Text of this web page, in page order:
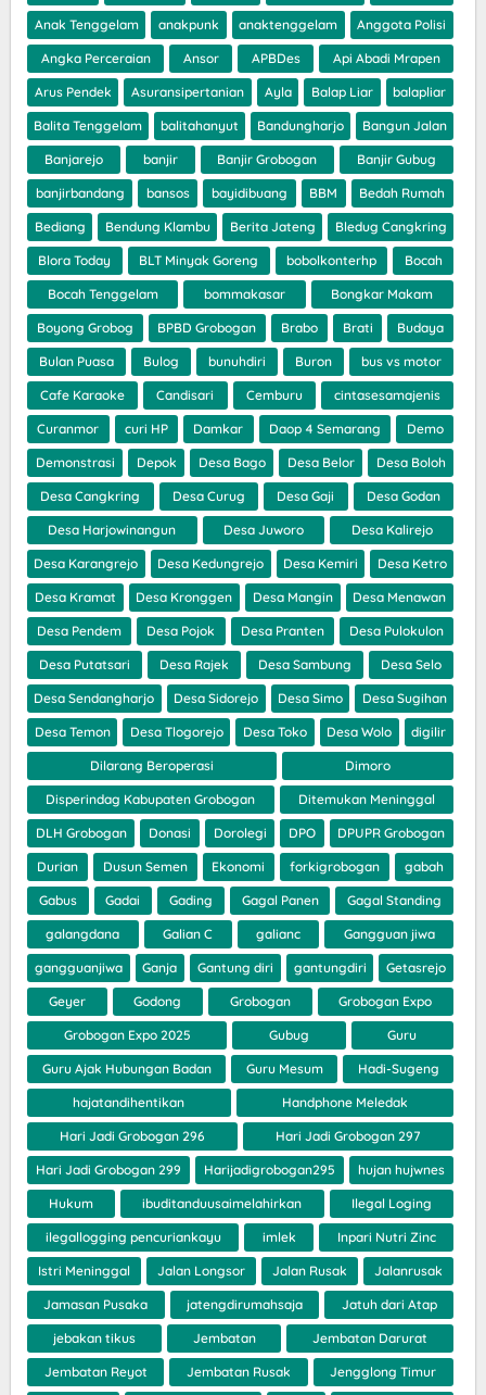
Anak Tenggelam anakpunk anaktenggelam Anggota Polisi
Angka Perceraian Ansor APBDes Api Abadi Mrapen
Arus Pendek Asuransipertanian Ayla Balap Liar balapliar
Balita Tenggelam balitahanyut Bandungharjo Bangun Jalan
Banjarejo banjir Banjir Grobogan Banjir Gubug
banjirbandang bansos bayidibuang BBM Bedah Rumah
Bediang Bendung Klambu Berita Jateng Bledug Cangkring
Blora Today BLT Minyak Goreng bobolkonterhp Bocah
Bocah Tenggelam bommakasar Bongkar Makam
Boyong Grobog BPBD Grobogan Brabo Brati Budaya
Bulan Puasa Bulog bunuhdiri Buron bus vs motor
Cafe Karaoke Candisari Cemburu cintasesamajenis
Curanmor curi HP Damkar Daop 4 Semarang Demo
Demonstrasi Depok Desa Bago Desa Belor Desa Boloh
Desa Cangkring Desa Curug Desa Gaji Desa Godan
Desa Harjowinangun Desa Juworo Desa Kalirejo
Desa Karangrejo Desa Kedungrejo Desa Kemiri Desa Ketro
Desa Kramat Desa Kronggen Desa Mangin Desa Menawan
Desa Pendem Desa Pojok Desa Pranten Desa Pulokulon
Desa Putatsari Desa Rajek Desa Sambung Desa Selo
Desa Sendangharjo Desa Sidorejo Desa Simo Desa Sugihan
Desa Temon Desa Tlogorejo Desa Toko Desa Wolo digilir
Dilarang Beroperasi Dimoro
Disperindag Kabupaten Grobogan Ditemukan Meninggal
DLH Grobogan Donasi Dorolegi DPO DPUPR Grobogan
Durian Dusun Semen Ekonomi forkigrobogan gabah
Gabus Gadai Gading Gagal Panen Gagal Standing
galangdana Galian C galianc Gangguan jiwa
gangguanjiwa Ganja Gantung diri gantungdiri Getasrejo
Geyer Godong Grobogan Grobogan Expo
Grobogan Expo 2025 Gubug Guru
Guru Ajak Hubungan Badan Guru Mesum Hadi-Sugeng
hajatandihentikan Handphone Meledak
Hari Jadi Grobogan 296 Hari Jadi Grobogan 297
Hari Jadi Grobogan 299 Harijadigrobogan295 hujan hujwnes
Hukum ibuditanduusaimelahirkan Ilegal Loging
ilegallogging pencuriankayu imlek Inpari Nutri Zinc
Istri Meninggal Jalan Longsor Jalan Rusak Jalanrusak
Jamasan Pusaka jatengdirumahsaja Jatuh dari Atap
jebakan tikus Jembatan Jembatan Darurat
Jembatan Reyot Jembatan Rusak Jengglong Timur